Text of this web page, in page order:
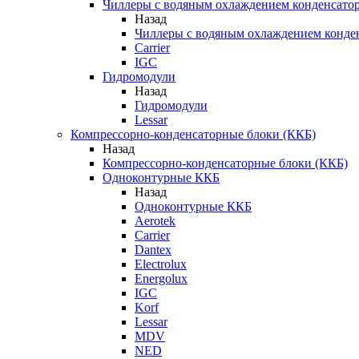
Чиллеры с водяным охлаждением
Назад
Чиллеры с водяным охлаждением
Carrier
IGC
Гидромодули
Назад
Гидромодули
Lessar
Компрессорно-конденсаторные блоки (ККБ)
Назад
Компрессорно-конденсаторные блоки (ККБ)
Одноконтурные ККБ
Назад
Одноконтурные ККБ
Aerotek
Carrier
Dantex
Electrolux
Energolux
IGC
Korf
Lessar
MDV
NED